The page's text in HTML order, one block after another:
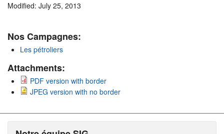
Les Cartes
Modified: July 25, 2013
Nos Campagnes:
Les pétroliers
Attachments:
PDF version with border
JPEG version with no border